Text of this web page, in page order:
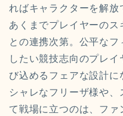
ればキャラクターを解
あくまでプレイヤーのス
との連携次第。公平な
したい競技志向のプレ
び込めるフェアな設計に
シャレなフリーザ様や
て戦場に立つのは、ファ